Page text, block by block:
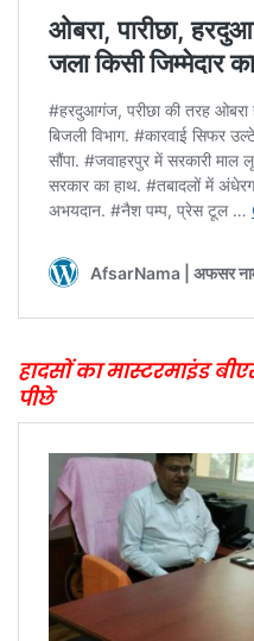
हादसों का मास्टरमाइंड
पीछे